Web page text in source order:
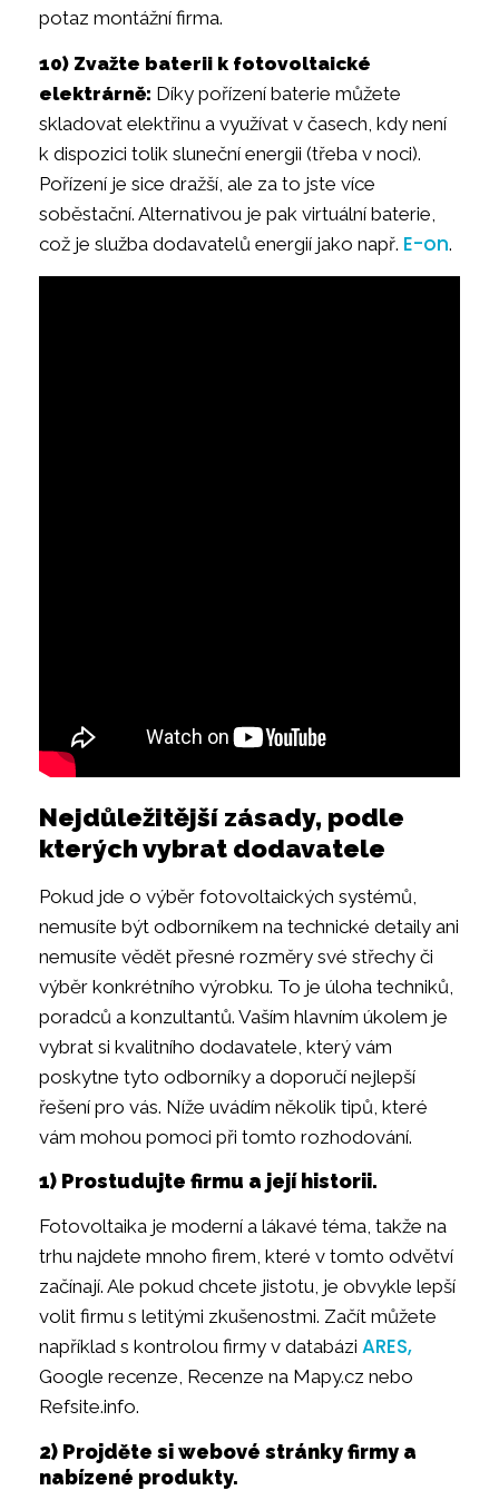
potaz montážní firma.
10) Zvažte baterii k fotovoltaické
elektrárně: Díky pořízení baterie můžete
skladovat elektřinu a využívat v časech, kdy není
k dispozici tolik sluneční energii (třeba v noci).
Pořízení je sice dražší, ale za to jste více
soběstační. Alternativou je pak virtuální baterie,
což je služba dodavatelů energií jako např. E-on.
Nejdůležitější zásady, podle
kterých vybrat dodavatele
Pokud jde o výběr fotovoltaických systémů,
nemusíte být odborníkem na technické detaily ani
nemusíte vědět přesné rozměry své střechy či
výběr konkrétního výrobku. To je úloha techniků,
poradců a konzultantů. Vaším hlavním úkolem je
vybrat si kvalitního dodavatele, který vám
poskytne tyto odborníky a doporučí nejlepší
řešení pro vás. Níže uvádím několik tipů, které
vám mohou pomoci při tomto rozhodování.
1) Prostudujte firmu a její historii.
Fotovoltaika je moderní a lákavé téma, takže na
trhu najdete mnoho firem, které v tomto odvětví
začínají. Ale pokud chcete jistotu, je obvykle lepší
volit firmu s letitými zkušenostmi. Začít můžete
například s kontrolou firmy v databázi ARES,
Google recenze, Recenze na Mapy.cz nebo
Refsite.info.
2) Projděte si webové stránky firmy a
nabízené produkty.